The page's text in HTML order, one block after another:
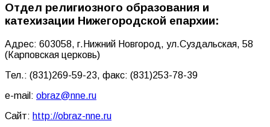
Отдел религиозного образования и
катехизации Нижегородской епархии:
Адрес: 603058, г.Нижний Новгород, ул.Суздальская, 58
(Карповская церковь)
Тел.: (831)269-59-23, факс: (831)253-78-39
e-mail: obraz@nne.ru
Сайт: http://obraz-nne.ru